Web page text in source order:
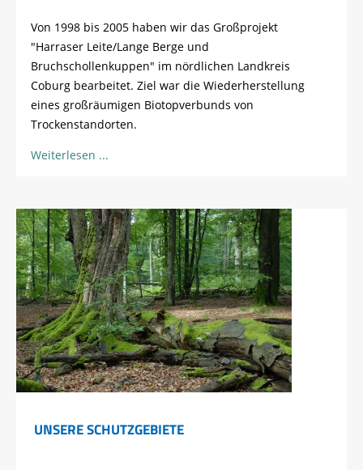
Von 1998 bis 2005 haben wir das Großprojekt
"Harraser Leite/Lange Berge und
Bruchschollenkuppen" im nördlichen Landkreis
Coburg bearbeitet. Ziel war die Wiederherstellung
eines großräumigen Biotopverbunds von
Trockenstandorten.
Weiterlesen
UNSERE SCHUTZGEBIETE